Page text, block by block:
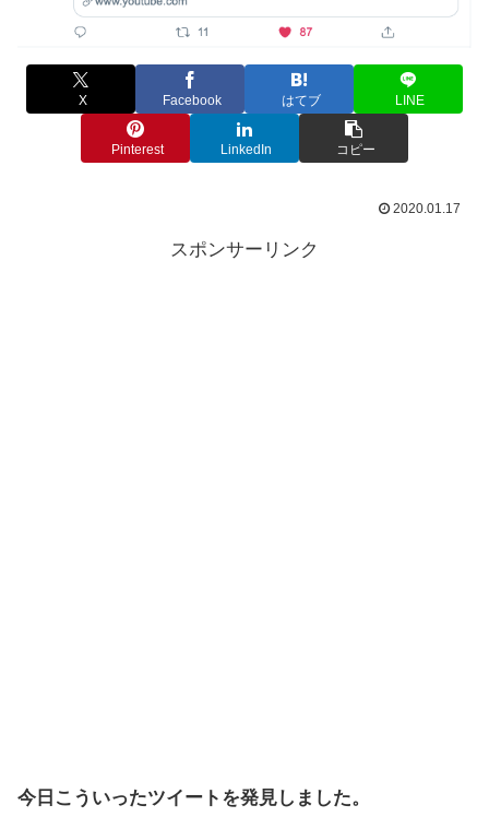
X Facebook はてブ LINE
Pinterest LinkedIn コピー
2020.01.17
スポンサーリンク
今日こういったツイートを発見しました。